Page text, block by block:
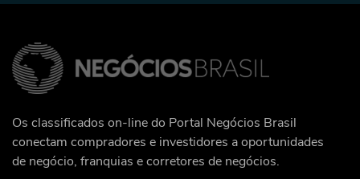
Os classificados on-line do Portal Negócios Brasil
conectam compradores e investidores a oportunidades
de negócio, franquias e corretores de negócios.